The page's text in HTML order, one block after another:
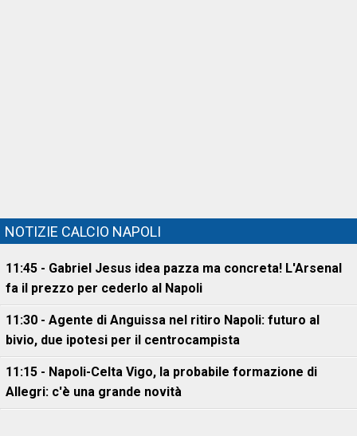
NOTIZIE CALCIO NAPOLI
11:45 - Gabriel Jesus idea pazza ma concreta! L'Arsenal
fa il prezzo per cederlo al Napoli
11:30 - Agente di Anguissa nel ritiro Napoli: futuro al
bivio, due ipotesi per il centrocampista
11:15 - Napoli-Celta Vigo, la probabile formazione di
Allegri: c'è una grande novità